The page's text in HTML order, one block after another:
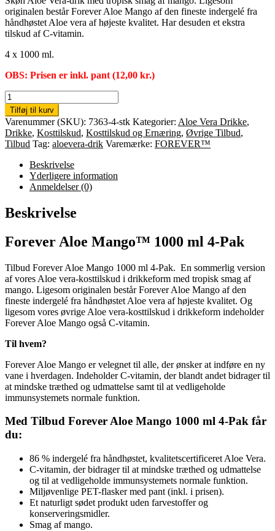
originalen består Forever Aloe Mango af den fineste indergelé fra
håndhøstet Aloe vera af højeste kvalitet. Har desuden et ekstra
tilskud af C-vitamin.
4 x 1000 ml.
OBS: Prisen er inkl. pant (12,00 kr.)
4
x
Forever
Aloe
Mango™
1000
antal
Tilføj til kurv
Varenummer (SKU): 7363-4-stk Kategorier: Aloe Vera Drikke,
Drikke, Kosttilskud, Kosttilskud og Ernæring, Øvrige Tilbud,
Tilbud Tag: aloevera-drik Varemærke: FOREVER™
Beskrivelse
Yderligere information
Anmeldelser (0)
Beskrivelse
Forever Aloe Mango™ 1000 ml 4-Pak
Tilbud Forever Aloe Mango 1000 ml 4-Pak. En sommerlig version
af vores Aloe vera-kosttilskud i drikkeform med tropisk smag af
mango. Ligesom originalen består Forever Aloe Mango af den
fineste indergelé fra håndhøstet Aloe vera af højeste kvalitet. Og
ligesom vores øvrige Aloe vera-kosttilskud i drikkeform indeholder
Forever Aloe Mango også C-vitamin.
Til hvem?
Forever Aloe Mango er velegnet til alle, der ønsker at indføre en ny
vane i hverdagen. Indeholder C-vitamin, der blandt andet bidrager til
at mindske træthed og udmattelse samt til at vedligeholde
immunsystemets normale funktion.
Med Tilbud Forever Aloe Mango 1000 ml 4-Pak får
du:
86 % indergelé fra håndhøstet, kvalitetscertificeret Aloe Vera.
C-vitamin, der bidrager til at mindske træthed og udmattelse
og til at vedligeholde immunsystemets normale funktion.
Miljøvenlige PET-flasker med pant (inkl. i prisen).
Et naturligt sødet produkt uden farvestoffer og
konserveringsmidler.
Smag af mango.